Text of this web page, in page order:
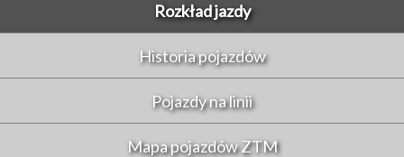
Rozkład jazdy
Historia pojazdów
Pojazdy na linii
Mapa pojazdów ZTM